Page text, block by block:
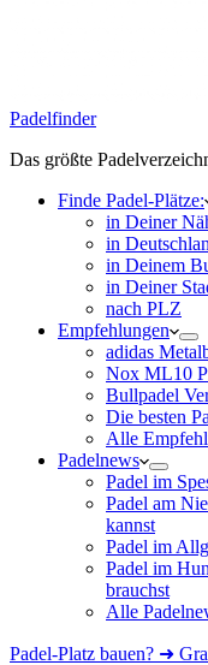
Padelfinder
Das größte
Finde Padel-Plätze:
in Deiner
in
in Deinem
in Deiner
nach PLZ
Empfehlungen
adidas
Nox ML10
Bullpadel
Die besten
Alle
Padelnews
Padel im
Padel am
kannst
Padel im
Padel im
brauchst
Alle
Padel-Platz bauen? ➜